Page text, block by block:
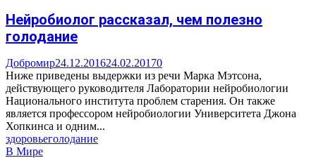
Нейробиолог рассказал, чем полезно
голодание
Добромир24.12.201624.02.20170
Ниже приведены выдержки из речи Марка Мэтсона,
действующего руководителя Лаборатории нейробиологии
Национального института проблем старения. Он также
является профессором нейробиологии Университета Джона
Хопкинса и одним...
здоровьеголодание
В Мире